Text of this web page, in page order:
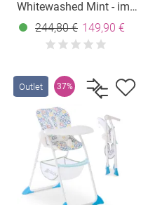
Whitewashed Mint - im
Sparset inkl. Click Tray und
Sitzkissen - Charcoal
244,80 € 149,90 €
Outlet 37%